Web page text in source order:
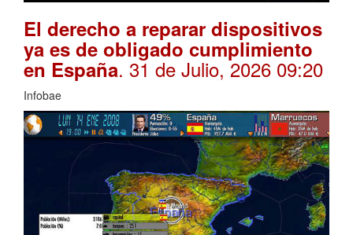
El derecho a reparar dispositivos
ya es de obligado cumplimiento
en España. 31 de Julio, 2026 09:20
Infobae